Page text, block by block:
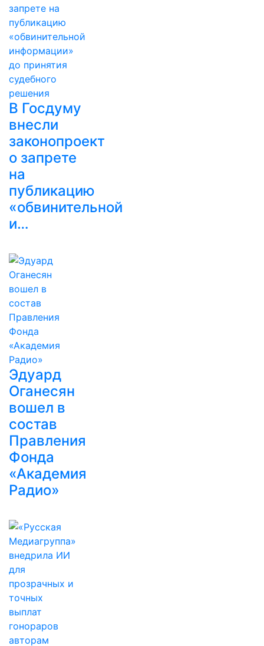
В Госдуму
внесли
законопроект
о запрете
на
публикацию
«обвинительной
и…
Эдуард
Оганесян
вошел в
состав
Правления
Фонда
«Академия
Радио»